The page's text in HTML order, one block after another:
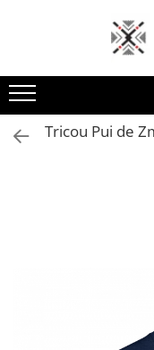
Toate produsele
Tricouri
Tricouri bărbați
Tricouri damă
Tricou Pui de